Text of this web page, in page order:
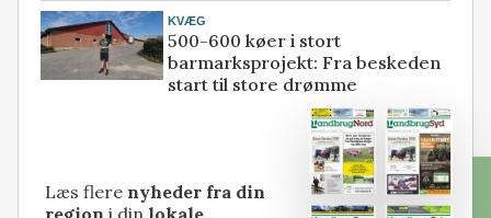
KVÆG
500-600 køer i stort
barmarksprojekt: Fra beskeden
start til store drømme
Læs flere nyheder fra din
region i dinlokale